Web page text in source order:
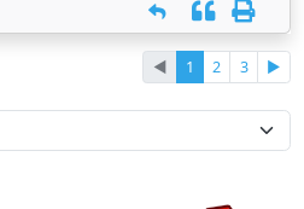
◄ 1 2 3 ►